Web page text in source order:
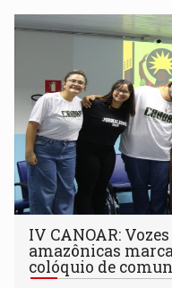
IV CANOAR:
amazônicas
colóquio de